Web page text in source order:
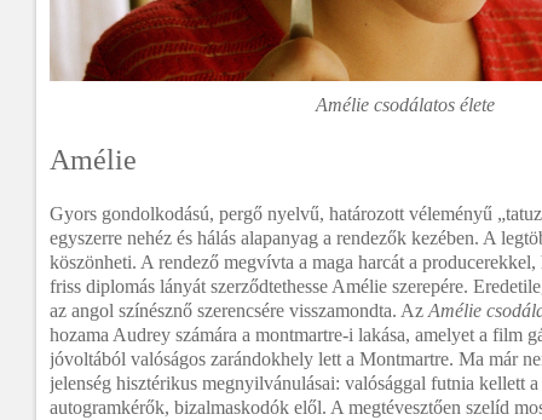
Amélie csodálatos élete
Amélie
Gyors gondolkodású, pergő nyelvű, határozott véleményű
egyszerre nehéz és hálás alapanyag a rendezők kezében. A
köszönheti. A rendező megvívta a maga harcát a
friss diplomás lányát szerződtethesse Amélie szerepére.
az angol színésznő szerencsére visszamondta. Az Amélie
hozama Audrey számára a montmartre-i lakása, amelyet a film
jóvoltából valóságos zarándokhely lett a Montmartre. Ma már
jelenség hisztérikus megnyilvánulásai: valósággal futnia kellett
autogramkérők, bizalmaskodók elől. A megtévesztően szelíd